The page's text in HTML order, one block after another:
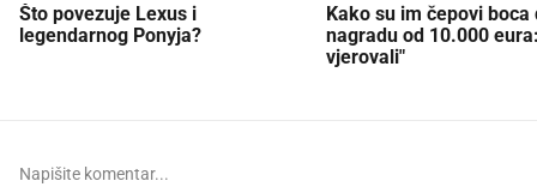
Što povezuje Lexus i
legendarnog Ponyja?
Kako su im čepovi boca
nagradu od 10.000
vjerovali"